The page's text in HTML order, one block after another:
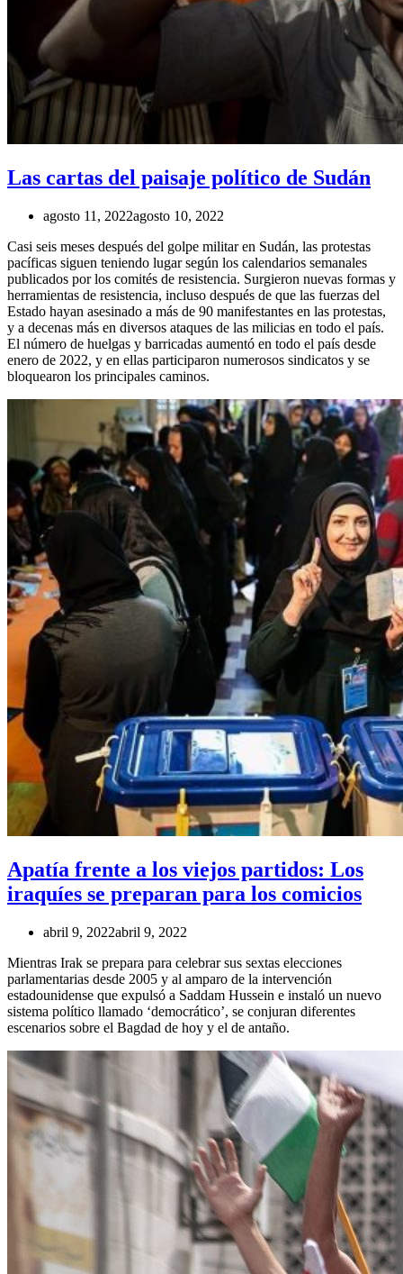
Las cartas del paisaje político de Sudán
agosto 11, 2022agosto 10, 2022
Casi seis meses después del golpe militar en Sudán, las protestas
pacíficas siguen teniendo lugar según los calendarios semanales
publicados por los comités de resistencia. Surgieron nuevas formas y
herramientas de resistencia, incluso después de que las fuerzas del
Estado hayan asesinado a más de 90 manifestantes en las protestas,
y a decenas más en diversos ataques de las milicias en todo el país.
El número de huelgas y barricadas aumentó en todo el país desde
enero de 2022, y en ellas participaron numerosos sindicatos y se
bloquearon los principales caminos.
Apatía frente a los viejos partidos: Los
iraquíes se preparan para los comicios
abril 9, 2022abril 9, 2022
Mientras Irak se prepara para celebrar sus sextas elecciones
parlamentarias desde 2005 y al amparo de la intervención
estadounidense que expulsó a Saddam Hussein e instaló un nuevo
sistema político llamado ‘democrático’, se conjuran diferentes
escenarios sobre el Bagdad de hoy y el de antaño.